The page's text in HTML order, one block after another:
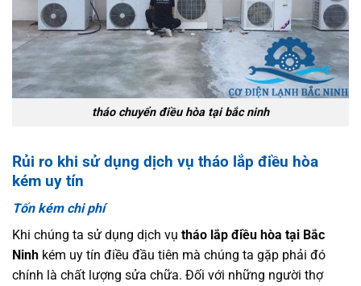
tháo chuyển điều hòa tại bắc ninh
Rủi ro khi sử dụng dịch vụ tháo lắp điều hòa
kém uy tín
Tốn kém chi phí
Khi chúng ta sử dụng dịch vụ tháo lắp điều hòa tại Bắc
Ninh kém uy tín điều đầu tiên mà chúng ta gặp phải đó
chính là chất lượng sửa chữa. Đối với những người thợ